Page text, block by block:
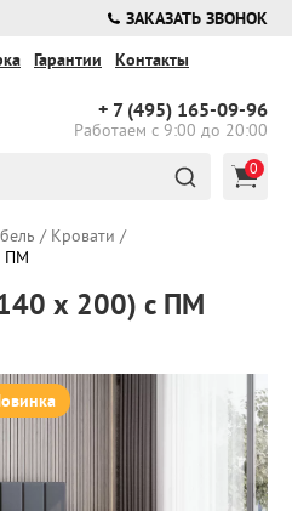
×
ЗАКАЗАТЬ ЗВОНОК
+ 7 (495) 165-09-96
Работаем с 9:00 до 20:00
Гарантии Контакты
0
/ Кровати /
ПМ
х 200) с ПМ